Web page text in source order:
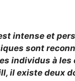
intense et
sont
individus à les
il existe deux